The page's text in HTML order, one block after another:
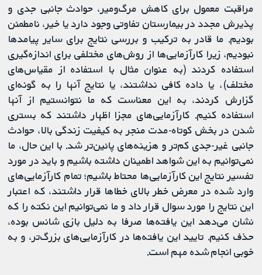
مراقبت معمول برای کاهش مرگ‌ومیر، حوادث جانبی جدی و
پذیرش مجدد در بیمارستان تفاوتی وجود دارد یا خیر، نامطمئن
بودیم. ما قادر به ترکیب و بررسی نتایج برای سایر پیامدها
نبودیم، زیرا کارآزمایی‌ها از روش‌های مختلفی برای اندازه‌گیری
استفاده کردند (به عنوان مثال با استفاده از مقیاس‌های
مختلف)، یا داده کافی نداشتند، یا نتایج آنها را به گونه‌ای
گزارش کردند، به این معناست که ما نتوانستیم از آنها
استفاده کنیم. کارآزمایی‌های مجزا اظهار داشتند که بستری
شدن در بخش کوتاه‌-مدت منجر به کیفیت زندگی بالا، حوادث
جانبی غیر-جدی کم‌تر و هزینه‌های پائین‌تر شد. با این حال، ما
نمی‌توانیم به این شواهد اطمینان داشته باشیم و باید در مورد
تفسیر نتایج این کارآزمایی‌ها محتاط باشیم؛ تمام کارآزمایی‌های
وارد شده در معرض خطر بالای خطاها قرار داشتند، که اعتبار
این نتایج را مورد سوال قرار داد و ما نمی‌توانیم این نکته را که
نشان می‌دهد این یافته‌ها صرفا به دلیل بازی شانس بوده،
حذف کنیم. تایید این یافته‌ها در کارآزمایی‌های بزرگ‌تر، و به
خوبی انجام شده مهم است.